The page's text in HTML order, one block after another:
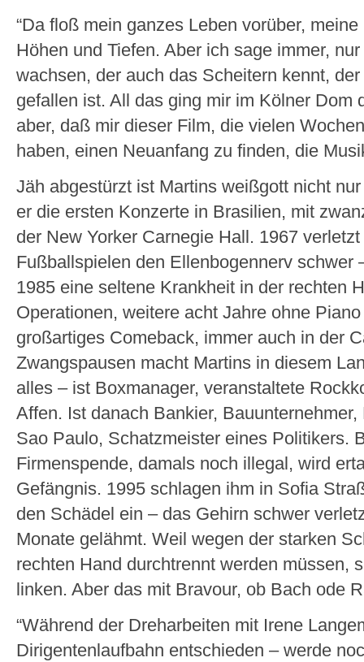
“Da floß mein ganzes Leben vorüber,
Höhen und Tiefen. Aber ich sage immer,
wachsen, der auch das Scheitern kennt,
gefallen ist. All das ging mir im Kölner Dom
aber, daß mir dieser Film, die vielen
haben, einen Neuanfang zu finden, die
Jäh abgestürzt ist Martins weißgott nicht
er die ersten Konzerte in Brasilien, mit
der New Yorker Carnegie Hall. 1967
Fußballspielen den Ellenbogennerv schwer
1985 eine seltene Krankheit in der rechten
Operationen, weitere acht Jahre ohne
großartiges Comeback, immer auch in der
Zwangspausen macht Martins in diesem
alles – ist Boxmanager, veranstaltete
Affen. Ist danach Bankier,
Sao Paulo, Schatzmeister eines Politikers.
Firmenspende, damals noch illegal, wird
Gefängnis. 1995 schlagen ihm in Sofia
den Schädel ein – das Gehirn schwer
Monate gelähmt. Weil wegen der starken
rechten Hand durchtrennt werden müssen,
linken. Aber das mit Bravour, ob Bach ode
“Während der Dreharbeiten mit Irene
Dirigentenlaufbahn entschieden – werde